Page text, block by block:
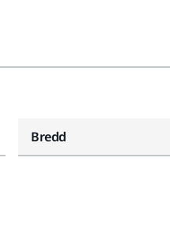
Bredd